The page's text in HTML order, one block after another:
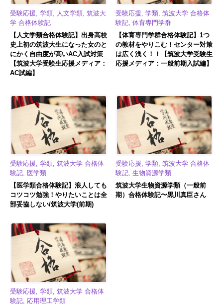
受験応援, 学類, 人文学類, 筑波大
学 合格体験記
【人文学類合格体験記】出身高校
史上初の筑波大生になった女のと
にかく自由度が高いAC入試対策
【筑波大学受験生応援メディア：
AC試編】
受験応援, 学類, 筑波大学 合格体
験記, 体育専門学群
【体育専門学群合格体験記】1つ
の教材をやりこむ！センター対策
は広く浅く！！【筑波大学受験生
応援メディア：一般前期入試編】
受験応援, 学類, 筑波大学 合格体
験記, 医学類
【医学類合格体験記】浪人しても
コツコツ勉強！やりたいことは全
部妥協しない/筑波大学(前期)
受験応援, 学類, 筑波大学 合格体
験記, 生物資源学類
筑波大学生物資源学類（一般前
期）合格体験記〜黒川真臣さん
受験応援, 学類, 筑波大学 合格体
験記, 応用理工学類